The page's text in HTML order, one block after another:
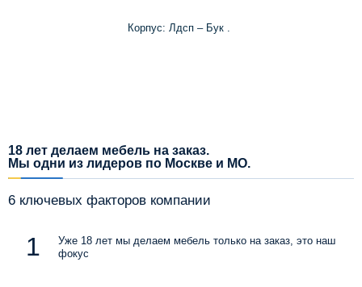
Корпус: Лдсп – Бук .
18 лет делаем мебель на заказ.
Мы одни из лидеров по Москве и МО.
6 ключевых факторов компании
Уже 18 лет мы делаем мебель только на заказ, это наш
фокус